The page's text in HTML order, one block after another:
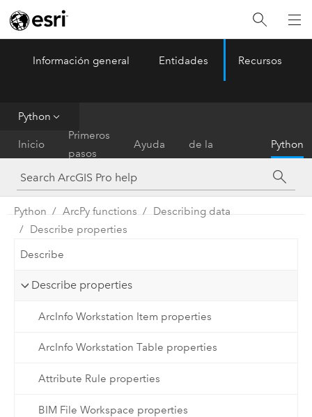
ArcGIS Pro Menu
Información general Entidades Recursos
Python
Inicio
Primeros
pasos
Ayuda
de la
herramienta
Python
Python ArcPy functions
Describing data
Describe properties
Describe
Describe properties
ArcInfo Workstation Item properties
ArcInfo Workstation Table properties
Attribute Rule properties
BIM File Workspace properties